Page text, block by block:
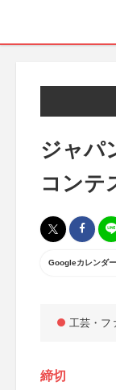
ジャパ
コンテ
Googleカレンダ
工芸・フ
締切